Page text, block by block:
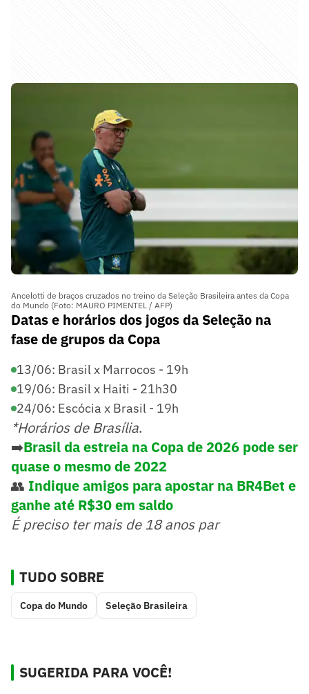
Ancelotti de braços cruzados no treino da Seleção Brasileira antes da Copa
do Mundo (Foto: MAURO PIMENTEL / AFP)
Datas e horários dos jogos da Seleção na
fase de grupos da Copa
13/06: Brasil x Marrocos - 19h
19/06: Brasil x Haiti - 21h30
24/06: Escócia x Brasil - 19h
*Horários de Brasília.
➡️Brasil da estreia na Copa de 2026 pode ser
quase o mesmo de 2022
👥 Indique amigos para apostar na BR4Bet e
ganhe até R$30 em saldo
É preciso ter mais de 18 anos par
TUDO SOBRE
Copa do Mundo Seleção Brasileira
SUGERIDA PARA VOCÊ!